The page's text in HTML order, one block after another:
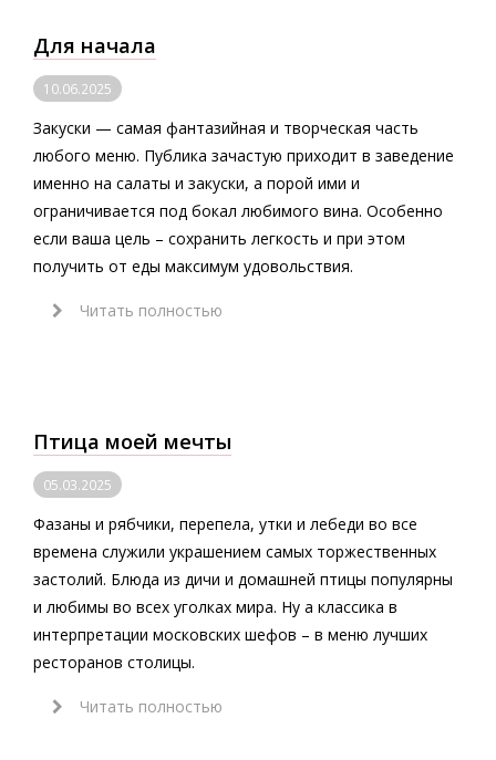
Для начала
10.06.2025
Закуски — самая фантазийная и творческая часть
любого меню. Публика зачастую приходит в заведение
именно на салаты и закуски, а порой ими и
ограничивается под бокал любимого вина. Особенно
если ваша цель – сохранить легкость и при этом
получить от еды максимум удовольствия.
Читать полностью
Птица моей мечты
05.03.2025
Фазаны и рябчики, перепела, утки и лебеди во все
времена служили украшением самых торжественных
застолий. Блюда из дичи и домашней птицы популярны
и любимы во всех уголках мира. Ну а классика в
интерпретации московских шефов – в меню лучших
ресторанов столицы.
Читать полностью